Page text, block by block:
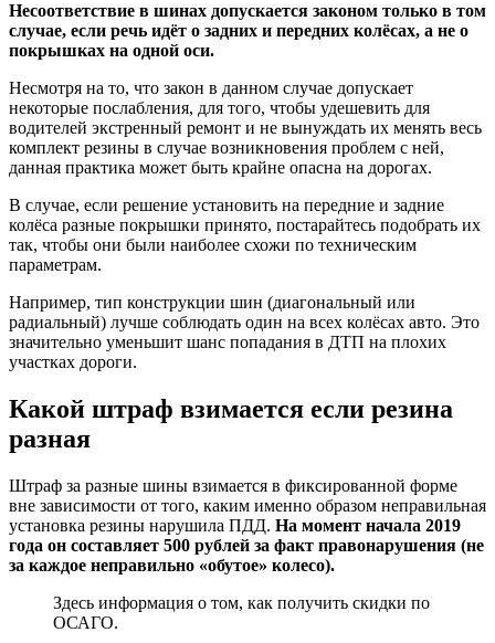
Несоответствие в шинах допускается законом только в том
случае, если речь идёт о задних и передних колёсах, а не о
покрышках на одной оси.
Несмотря на то, что закон в данном случае допускает
некоторые послабления, для того, чтобы удешевить для
водителей экстренный ремонт и не вынуждать их менять весь
комплект резины в случае возникновения проблем с ней,
данная практика может быть крайне опасна на дорогах.
В случае, если решение установить на передние и задние
колёса разные покрышки принято, постарайтесь подобрать их
так, чтобы они были наиболее схожи по техническим
параметрам.
Например, тип конструкции шин (диагональный или
радиальный) лучше соблюдать один на всех колёсах авто. Это
значительно уменьшит шанс попадания в ДТП на плохих
участках дороги.
Какой штраф взимается если резина
разная
Штраф за разные шины взимается в фиксированной форме
вне зависимости от того, каким именно образом неправильная
установка резины нарушила ПДД. На момент начала 2019
года он составляет 500 рублей за факт правонарушения (не
за каждое неправильно «обутое» колесо).
Здесь информация о том, как получить скидки по
ОСАГО.